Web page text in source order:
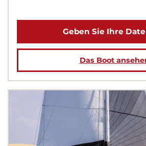
Geben Sie Ihre
Das Boot